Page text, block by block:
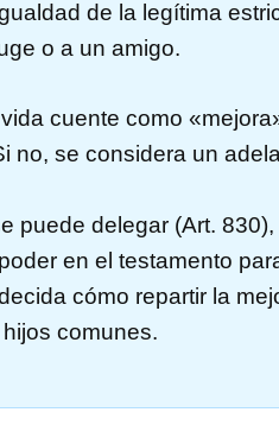
de la legítima
o a un amigo.
cuente como
no, se considera un
puede delegar (Art. 830),
en el testamento
cómo repartir la
comunes.